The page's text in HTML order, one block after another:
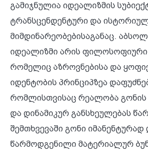
გამიჯნულია იდეალიზმის
ტრანსცენდენტური და
მიმდინარეობებისაგანაც.
იდეალიზმი არის
რომელიც აზროვნებისა და
იდენტობის პრინციპზეა
რომლისთვისაც რეალობა
და დინამიკურ განსხეულებას
შემთხვევაში გონი
წარმოდგენილი მატერიალურ